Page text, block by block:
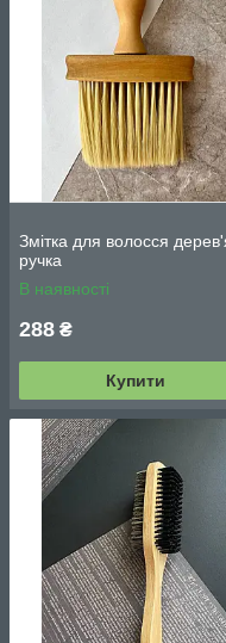
Змітка для волосся
ручка
В наявності
288 ₴
Купити